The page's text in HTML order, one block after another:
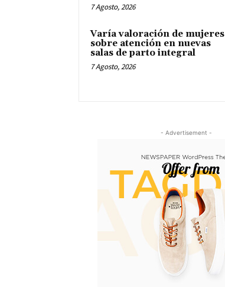
7 Agosto, 2026
Varía valoración de mujeres
sobre atención en nuevas
salas de parto integral
7 Agosto, 2026
- Advertisement -